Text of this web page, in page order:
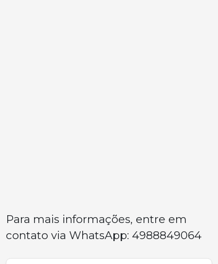
Para mais informações, entre em
contato via WhatsApp: 4988849064